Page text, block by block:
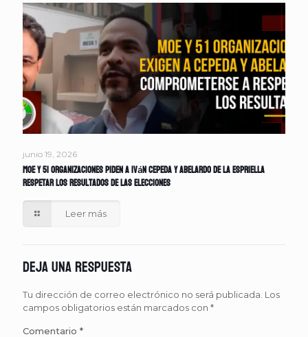
junio 19, 2026
MOE y 51 organizaciones piden a Iván Cepeda y Abelardo de la Espriella
respetar los resultados de las elecciones
Leer más
Deja una respuesta
Tu dirección de correo electrónico no será publicada. Los
campos obligatorios están marcados con *
Comentario *